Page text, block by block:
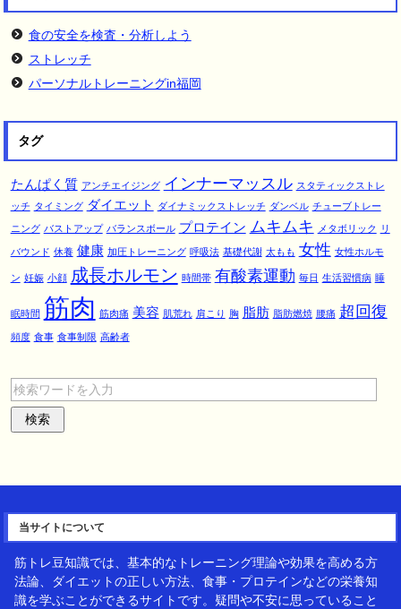
食の安全を検査・分析しよう
ストレッチ
パーソナルトレーニングin福岡
タグ
たんぱく質 アンチエイジング インナーマッスル スタティックストレ
ッチ タイミング ダイエット ダイナミックストレッチ ダンベル チューブトレー
ニング バストアップ バランスボール プロテイン ムキムキ メタボリック リ
バウンド 休養 健康 加圧トレーニング 呼吸法 基礎代謝 太もも 女性 女性ホルモ
ン 妊娠 小顔 成長ホルモン 時間帯 有酸素運動 毎日 生活習慣病 睡
眠時間 筋肉 筋肉痛 美容 肌荒れ 肩こり 胸 脂肪 脂肪燃焼 腰痛 超回復
頻度 食事 食事制限 高齢者
当サイトについて
筋トレ豆知識では、基本的なトレーニング理論や効果を高める方
法論、ダイエットの正しい方法、食事・プロテインなどの栄養知
識を学ぶことができるサイトです。疑問や不安に思っていること